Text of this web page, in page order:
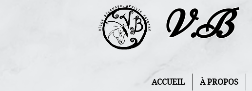
V.B
ACCUEIL À PROPOS